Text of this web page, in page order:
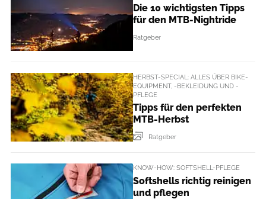
Die 10 wichtigsten Tipps
für den MTB-Nightride
Ratgeber
HERBST-SPECIAL: ALLES ÜBER BIKE-
EQUIPMENT, -BEKLEIDUNG UND -
PFLEGE
Tipps für den perfekten
MTB-Herbst
Ratgeber
KNOW-HOW: SOFTSHELL-PFLEGE
Softshells richtig reinigen
und pflegen